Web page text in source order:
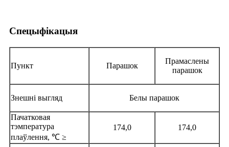
Спецыфікацыя
Пункт Парашок
Прамаслены
парашок
Знешні выгляд Белы парашок
Пачатковая
тэмпература
плаўлення, ℃ ≥
174,0 174,0